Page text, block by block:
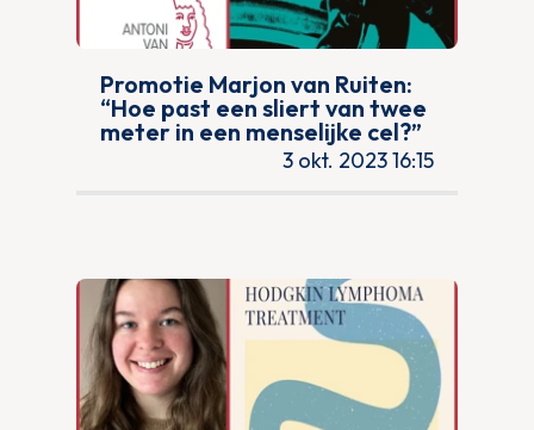
Promotie Marjon van Ruiten:
“Hoe past een sliert van twee
meter in een menselijke cel?”
3 okt. 2023 16:15